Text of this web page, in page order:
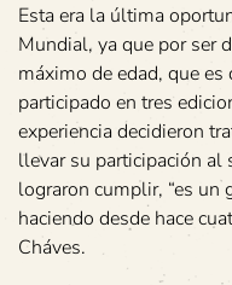
Esta era la última
Mundial, ya que por ser
máximo de edad, que
participado en tres
experiencia decidieron
llevar su participación
lograron cumplir, “es un
haciendo desde hace
Cháves.